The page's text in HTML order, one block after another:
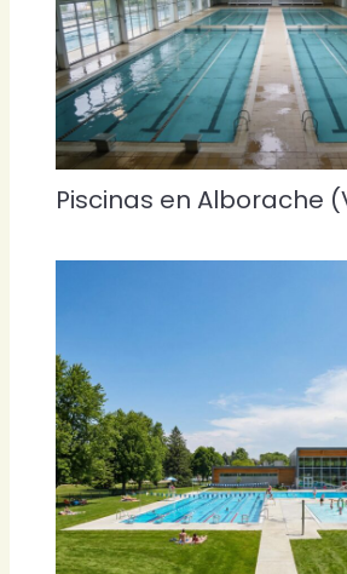
Piscinas en Alborache